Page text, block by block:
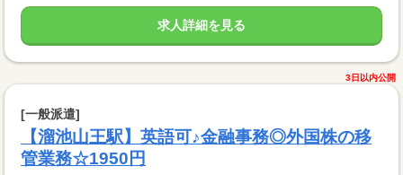
求人詳細を見る
3日以内公開
[一般派遣]
【溜池山王駅】英語可♪金融事務◎外国株の移
管業務☆1950円